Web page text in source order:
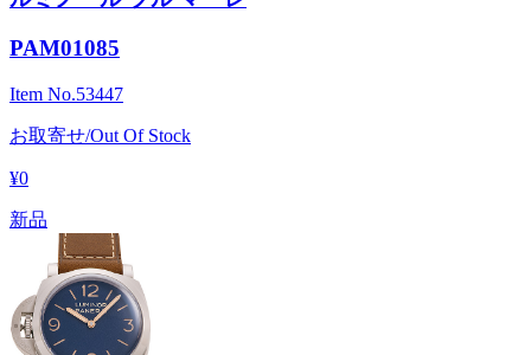
PAM01085
Item No.53447
お取寄せ/Out Of Stock
¥0
新品